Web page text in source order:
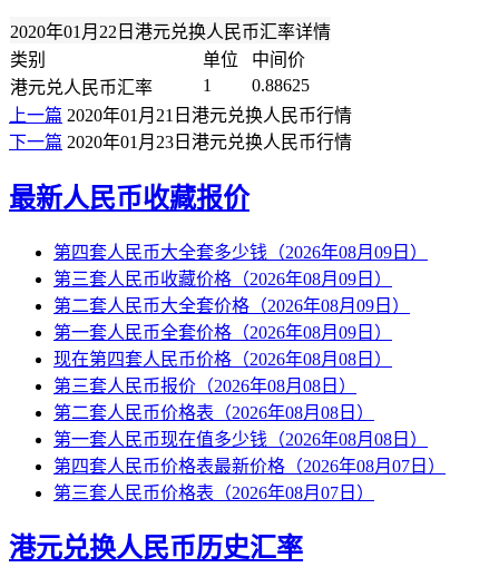
2020年01月22日港元兑换人民币汇率详情
类别
单位
中间价
港元兑人民币汇率
1
0.88625
上一篇 2020年01月21日港元兑换人民币行情
下一篇 2020年01月23日港元兑换人民币行情
最新人民币收藏报价
第四套人民币大全套多少钱（2026年08月09日）
第三套人民币收藏价格（2026年08月09日）
第二套人民币大全套价格（2026年08月09日）
第一套人民币全套价格（2026年08月09日）
现在第四套人民币价格（2026年08月08日）
第三套人民币报价（2026年08月08日）
第二套人民币价格表（2026年08月08日）
第一套人民币现在值多少钱（2026年08月08日）
第四套人民币价格表最新价格（2026年08月07日）
第三套人民币价格表（2026年08月07日）
港元兑换人民币历史汇率